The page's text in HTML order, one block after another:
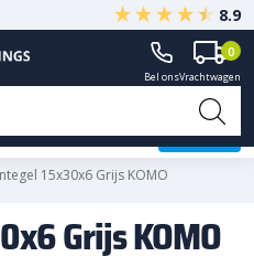
Gegarandeerd A-kwaliteit
8.9
Bel onsVrachtwagen
0
15x30x6 Grijs KOMO
Grijs KOMO
Grijs KOMO